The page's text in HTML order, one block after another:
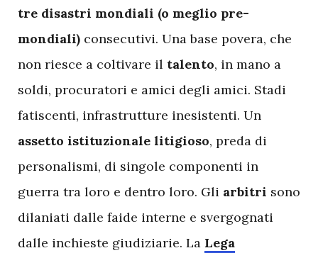
tre disastri mondiali (o meglio pre-
mondiali) consecutivi. Una base povera, che
non riesce a coltivare il talento, in mano a
soldi, procuratori e amici degli amici. Stadi
fatiscenti, infrastrutture inesistenti. Un
assetto istituzionale litigioso, preda di
personalismi, di singole componenti in
guerra tra loro e dentro loro. Gli arbitri sono
dilaniati dalle faide interne e svergognati
dalle inchieste giudiziarie. La Lega